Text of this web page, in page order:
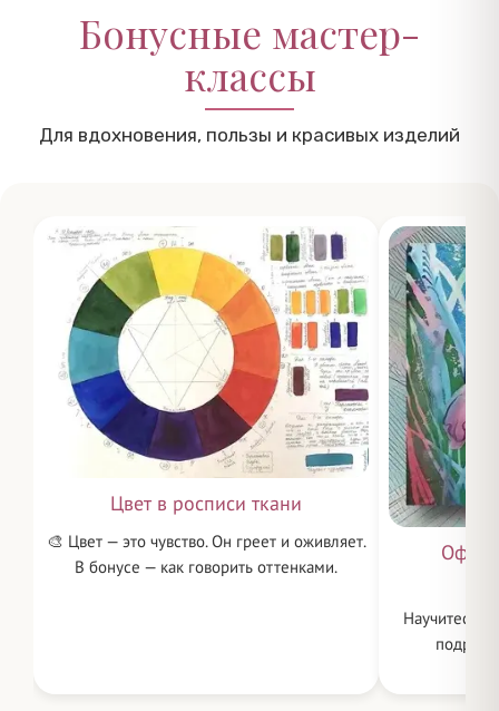
Бонусные мастер-
классы
Для вдохновения, пользы и красивых изделий
Цвет в росписи ткани
🎨 Цвет — это чувство. Он греет и оживляет.
В бонусе — как говорить оттенками.
Научитесь